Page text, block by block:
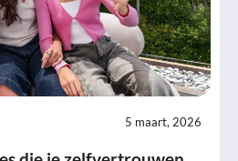
5 maart, 2026